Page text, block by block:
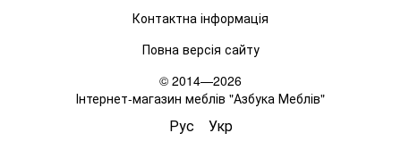
Контактна інформація
Повна версія сайту
© 2014—2026
Інтернет-магазин меблів "Азбука Меблів"
Рус Укр